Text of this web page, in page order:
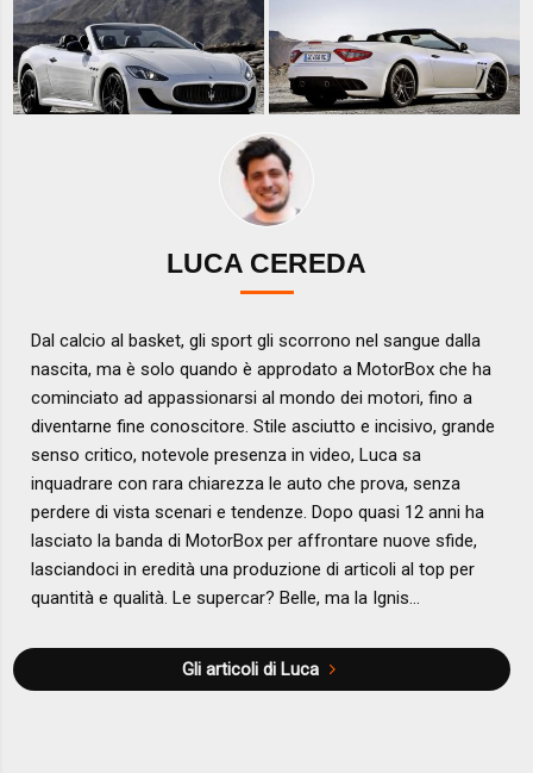
LUCA CEREDA
Dal calcio al basket, gli sport gli scorrono nel sangue dalla
nascita, ma è solo quando è approdato a MotorBox che ha
cominciato ad appassionarsi al mondo dei motori, fino a
diventarne fine conoscitore. Stile asciutto e incisivo, grande
senso critico, notevole presenza in video, Luca sa
inquadrare con rara chiarezza le auto che prova, senza
perdere di vista scenari e tendenze. Dopo quasi 12 anni ha
lasciato la banda di MotorBox per affrontare nuove sfide,
lasciandoci in eredità una produzione di articoli al top per
quantità e qualità. Le supercar? Belle, ma la Ignis...
Gli articoli di Luca